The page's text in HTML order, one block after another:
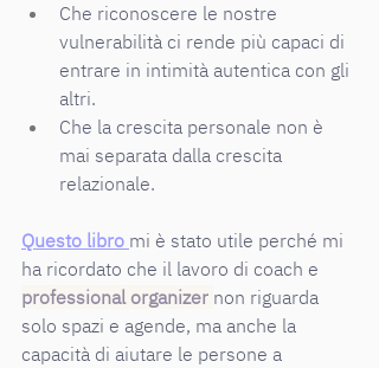
Che riconoscere le nostre
vulnerabilità ci rende più capaci di
entrare in intimità autentica con gli
altri.
Che la crescita personale non è
mai separata dalla crescita
relazionale.
Questo libro mi è stato utile perché mi
ha ricordato che il lavoro di coach e
professional organizer non riguarda
solo spazi e agende, ma anche la
capacità di aiutare le persone a